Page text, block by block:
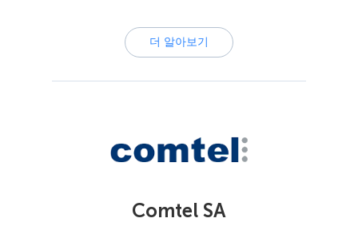
더 알아보기
Comtel SA